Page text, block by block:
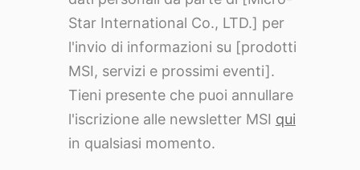
Star International Co., LTD.] per
l'invio di informazioni su [prodotti
MSI, servizi e prossimi eventi].
Tieni presente che puoi annullare
l'iscrizione alle newsletter MSI qui
in qualsiasi momento.